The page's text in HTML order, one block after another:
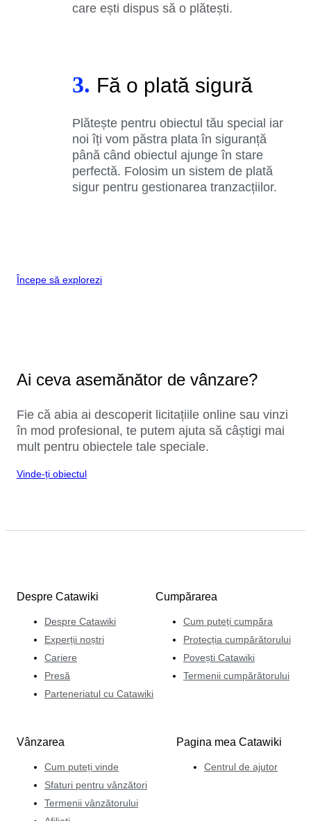
care ești dispus să o plătești.
3. Fă o plată sigură
Plătește pentru obiectul tău special iar
noi îți vom păstra plata în siguranță
până când obiectul ajunge în stare
perfectă. Folosim un sistem de plată
sigur pentru gestionarea tranzacțiilor.
Începe să explorezi
Ai ceva asemănător de vânzare?
Fie că abia ai descoperit licitațiile online sau vinzi
în mod profesional, te putem ajuta să câștigi mai
mult pentru obiectele tale speciale.
Vinde-ți obiectul
Despre Catawiki
Despre Catawiki
Experții noștri
Cariere
Presă
Parteneriatul cu Catawiki
Cumpărarea
Cum puteți cumpăra
Protecția cumpărătorului
Povești Catawiki
Termenii cumpărătorului
Vânzarea
Cum puteți vinde
Sfaturi pentru vânzători
Termenii vânzătorului
Pagina mea Catawiki
Centrul de ajutor